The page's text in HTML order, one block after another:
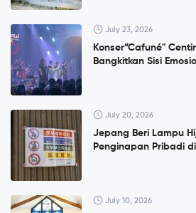
July 23, 2026
Konser”Cafuné"
Bangkitkan Sisi
July 20, 2026
Jepang Beri Lampu
Penginapan Pribadi
July 10, 2026